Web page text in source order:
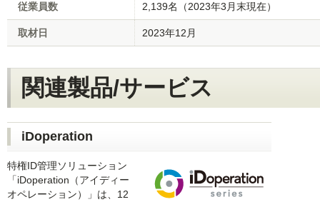
従業員数 2,139名（2023年3月末現在）
取材日 2023年12月
関連製品/サービス
iDoperation
特権ID管理ソリューション
「iDoperation（アイディー
オペレーション）」は、12